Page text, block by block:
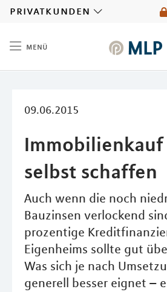
privatkunden
menü
09.06.2015
Immobilienkauf
selbst schaffen
Auch wenn die noch
Bauzinsen verlockend
prozentige
Eigenheims sollte gut
Was sich je nach
generell besser eignet –